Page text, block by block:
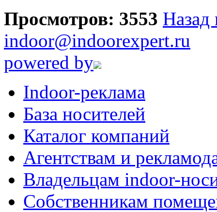
Просмотров: 3553 Назад
indoor@indoorexpert.ru
powered by
Indoor-реклама
База носителей
Каталог компаний
Агентствам и
Владельцам indoor-
Собственникам